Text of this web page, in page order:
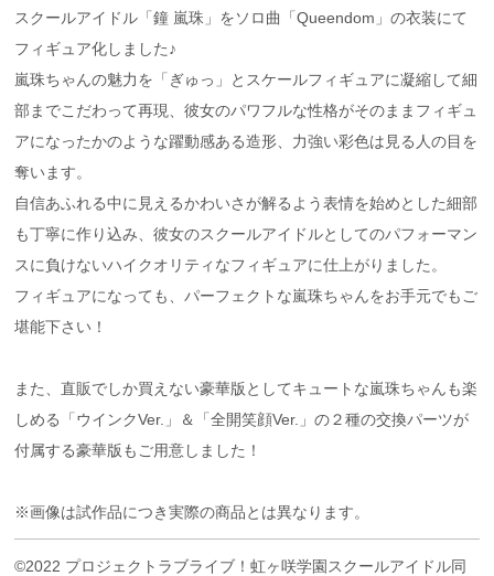
スクールアイドル「鐘 嵐珠」をソロ曲「Queendom」の衣装にて
フィギュア化しました♪
嵐珠ちゃんの魅力を「ぎゅっ」とスケールフィギュアに凝縮して細
部までこだわって再現、彼女のパワフルな性格がそのままフィギュ
アになったかのような躍動感ある造形、力強い彩色は見る人の目を
奪います。
自信あふれる中に見えるかわいさが解るよう表情を始めとした細部
も丁寧に作り込み、彼女のスクールアイドルとしてのパフォーマン
スに負けないハイクオリティなフィギュアに仕上がりました。
フィギュアになっても、パーフェクトな嵐珠ちゃんをお手元でもご
堪能下さい！
また、直販でしか買えない豪華版としてキュートな嵐珠ちゃんも楽
しめる「ウインクVer.」＆「全開笑顔Ver.」の２種の交換パーツが
付属する豪華版もご用意しました！
※画像は試作品につき実際の商品とは異なります。
©2022 プロジェクトラブライブ！虹ヶ咲学園スクールアイドル同